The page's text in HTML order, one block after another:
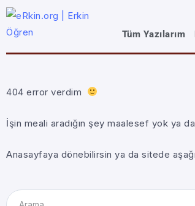
Tüm Yazılarım
404 error verdim
İşin meali aradığın şey maalesef yok ya da
Anasayfaya dönebilirsin ya da sitede